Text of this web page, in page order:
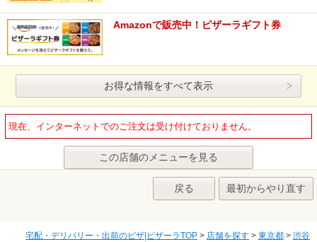
Amazonで販売中！ピザーラギフト券
お得な情報をすべて表示
現在、インターネットでのご注文は受け付けておりません。
この店舗のメニューを見る
最初からやり直す
戻る
宅配・デリバリー・出前のピザ|ピザーラTOP > 店舗を探す > 東京都 > 渋谷